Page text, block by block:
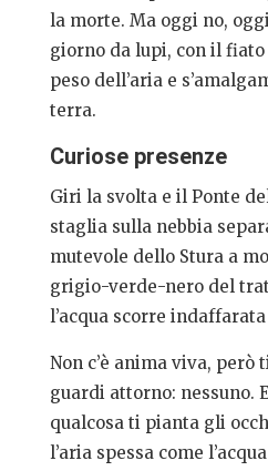
la morte. Ma oggi no,
giorno da lupi, con il
peso dell’aria e
terra.
Curiose presenze
Giri la svolta e il Ponte
staglia sulla nebbia
mutevole dello Stura a
grigio-verde-nero del
l’acqua scorre
Non c’è anima viva, però
guardi attorno: nessuno.
qualcosa ti pianta gli
l’aria spessa come